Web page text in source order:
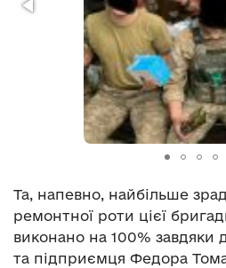
Та, напевно, найбільше
ремонтної роти цієї
виконано на 100% завдяки
та підприємця Федора